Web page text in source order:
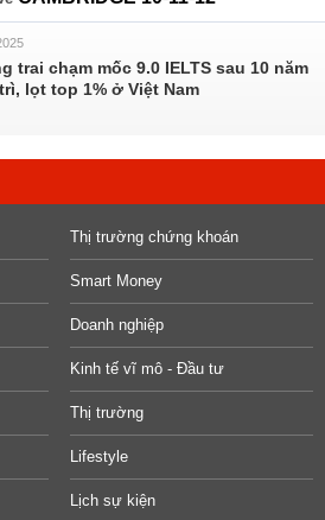
trai chạm mốc 9.0 IELTS sau 10 năm
lọt top 1% ở Việt Nam
Thị trường chứng khoán
Smart Money
Doanh nghiệp
Kinh tế vĩ mô - Đầu tư
Thị trường
Lifestyle
Lịch sự kiện